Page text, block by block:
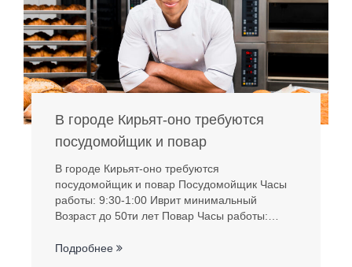
В городе Кирьят-оно требуются
посудомойщик и повар
В городе Кирьят-оно требуются
посудомойщик и повар Посудомойщик Часы
работы: 9:30-1:00 Иврит минимальный
Возраст до 50ти лет Повар Часы работы:…
Подробнее